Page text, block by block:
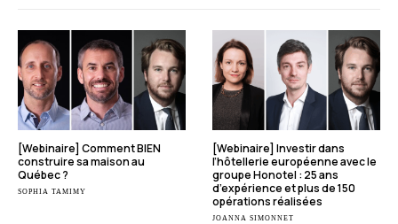
[Webinaire] Comment BIEN
construire sa maison au
Québec ?
SOPHIA TAMIMY
[Webinaire] Investir dans
l’hôtellerie européenne avec le
groupe Honotel : 25 ans
d’expérience et plus de 150
opérations réalisées
JOANNA SIMONNET